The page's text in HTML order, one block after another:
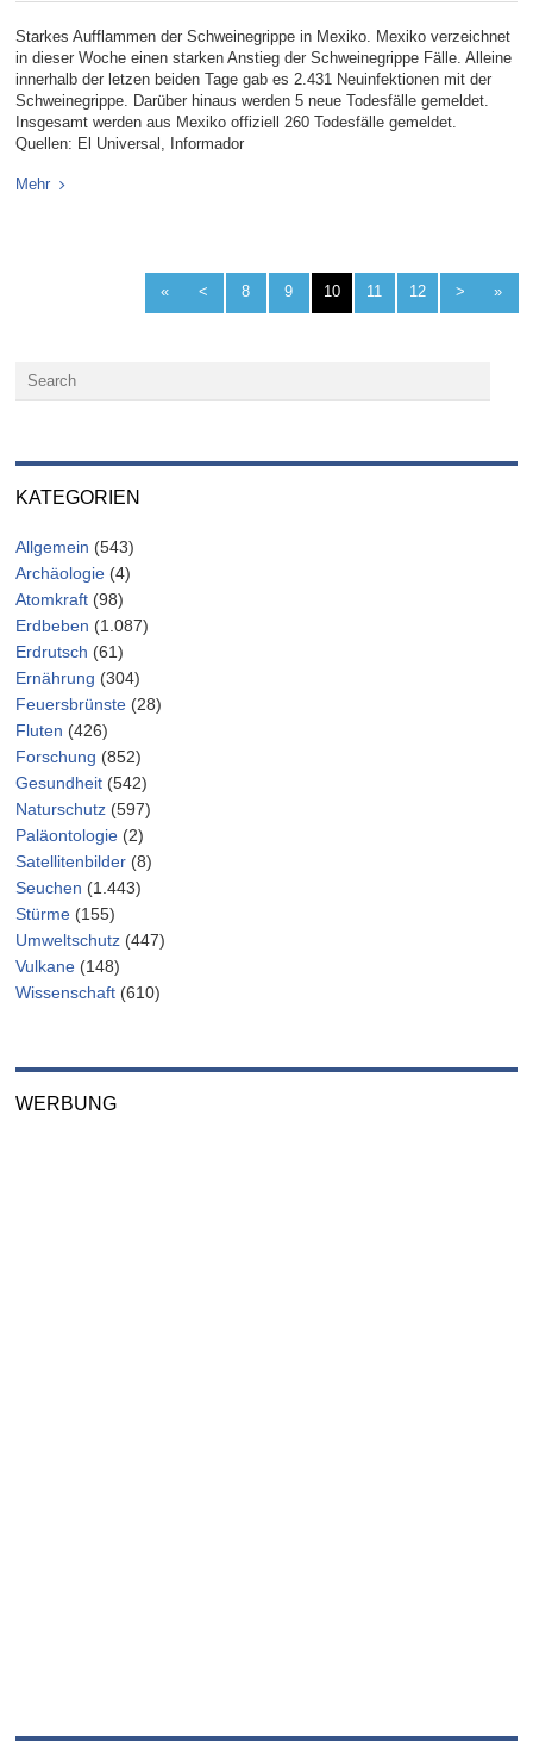
Starkes Aufflammen der Schweinegrippe in Mexiko. Mexiko verzeichnet
in dieser Woche einen starken Anstieg der Schweinegrippe Fälle. Alleine
innerhalb der letzen beiden Tage gab es 2.431 Neuinfektionen mit der
Schweinegrippe. Darüber hinaus werden 5 neue Todesfälle gemeldet.
Insgesamt werden aus Mexiko offiziell 260 Todesfälle gemeldet.
Quellen: El Universal, Informador
Mehr
« < 8 9 10 11 12 > »
KATEGORIEN
Allgemein (543)
Archäologie (4)
Atomkraft (98)
Erdbeben (1.087)
Erdrutsch (61)
Ernährung (304)
Feuersbrünste (28)
Fluten (426)
Forschung (852)
Gesundheit (542)
Naturschutz (597)
Paläontologie (2)
Satellitenbilder (8)
Seuchen (1.443)
Stürme (155)
Umweltschutz (447)
Vulkane (148)
Wissenschaft (610)
WERBUNG